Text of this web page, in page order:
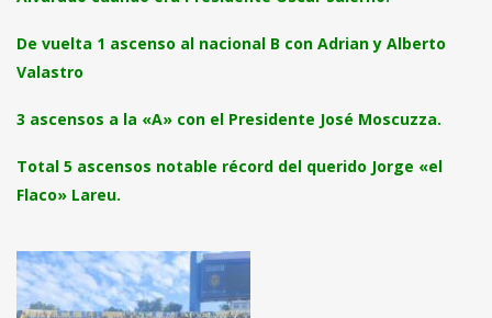
De vuelta 1 ascenso al nacional B con Adrian y Alberto
Valastro
3 ascensos a la «A» con el Presidente José Moscuzza.
Total 5 ascensos notable récord del querido Jorge «el
Flaco» Lareu.